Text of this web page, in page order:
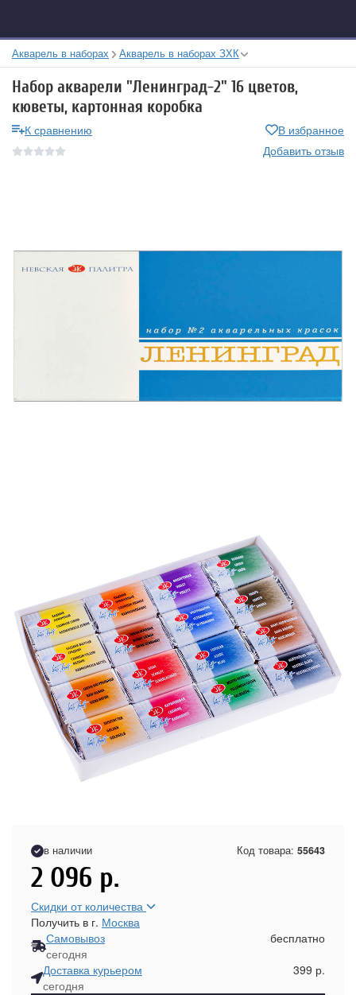
Акварель в наборах Акварель в наборах ЗХК
Набор акварели "Ленинград-2" 16 цветов,
кюветы, картонная коробка
К сравнению
В избранное
Добавить отзыв
в наличии Код товара: 55643
2 096 р.
Скидки от количества
Получить в г. Москва
Самовывоз
сегодня
бесплатно
Доставка курьером
сегодня
399 р.